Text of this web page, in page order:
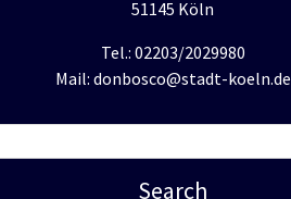
51145 Köln
Tel.: 02203/2029980
Mail: donbosco@stadt-koeln.de
Search